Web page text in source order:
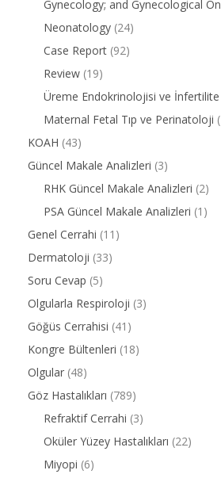
Gynecology; and Gynecological
Neonatology (24)
Case Report (92)
Review (19)
Üreme Endokrinolojisi ve İnfertilite
Maternal Fetal Tıp ve Perinatoloji
KOAH (43)
Güncel Makale Analizleri (3)
RHK Güncel Makale Analizleri (2)
PSA Güncel Makale Analizleri (1)
Genel Cerrahi (11)
Dermatoloji (33)
Soru Cevap (5)
Olgularla Respiroloji (3)
Göğüs Cerrahisi (41)
Kongre Bültenleri (18)
Olgular (48)
Göz Hastalıkları (789)
Refraktif Cerrahi (3)
Oküler Yüzey Hastalıkları (22)
Miyopi (6)